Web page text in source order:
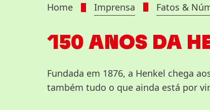
Home Imprensa Fatos &
150 ANOS DA
Fundada em 1876, a Henkel chega
também tudo o que ainda está por